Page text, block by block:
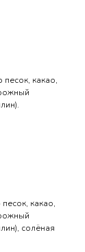
песок, какао,
песок, какао,
солёная